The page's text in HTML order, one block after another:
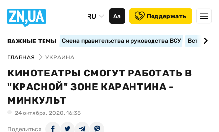
RU Аа Поддержать
ВАЖНЫЕ ТЕМЫ Смена правительства и руководства ВСУ
ГЛАВНАЯ УКРАИНА
КИНОТЕАТРЫ СМОГУТ РАБОТАТЬ В
"КРАСНОЙ" ЗОНЕ КАРАНТИНА -
МИНКУЛЬТ
24 октября, 2020, 16:35
Поделиться